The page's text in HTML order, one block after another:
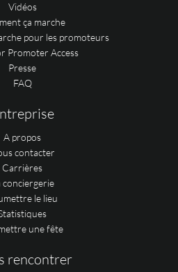
Vidéos
ça marche
pour les promoteurs
Promoter Access
Presse
FAQ
A propos
contacter
Carrières
conciergerie
le lieu
une fête
rencontrer